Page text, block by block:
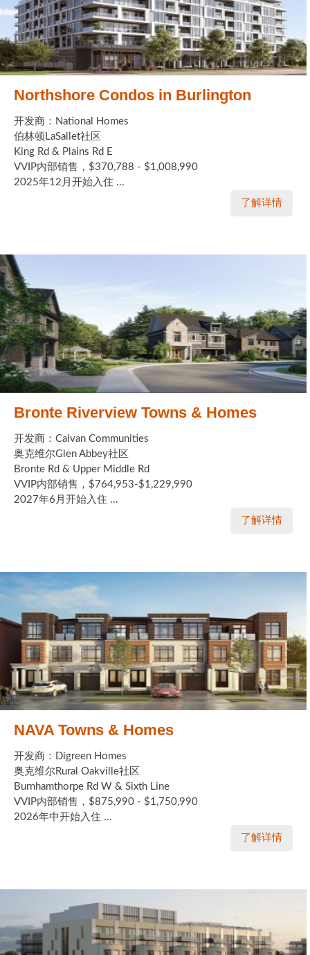
Northshore Condos in Burlington
开发商：National Homes
伯林顿LaSallet社区
King Rd & Plains Rd E
VVIP内部销售，$370,788 - $1,008,990
2025年12月开始入住 ...
了解详情
Bronte Riverview Towns & Homes
开发商：Caivan Communities
奥克维尔Glen Abbey社区
Bronte Rd & Upper Middle Rd
VVIP内部销售，$764,953-$1,229,990
2027年6月开始入住 ...
了解详情
NAVA Towns & Homes
开发商：Digreen Homes
奥克维尔Rural Oakville社区
Burnhamthorpe Rd W & Sixth Line
VVIP内部销售，$875,990 - $1,750,990
2026年中开始入住 ...
了解详情